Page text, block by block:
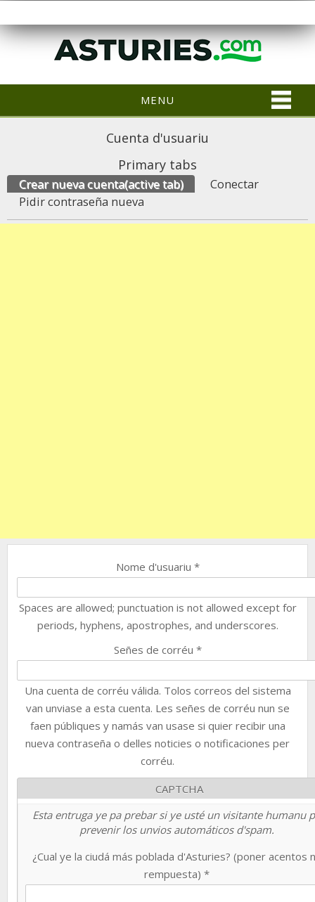
MENU
Cuenta d'usuariu
Primary tabs
Crear nueva cuenta(active tab)
Conectar
Pidir contraseña nueva
Nome d'usuariu *
Spaces are allowed; punctuation is not allowed except for
periods, hyphens, apostrophes, and underscores.
Señes de corréu *
Una cuenta de corréu válida. Tolos correos del sistema
van unviase a esta cuenta. Les señes de corréu nun se
faen públiques y namás van usase si quier recibir una
nueva contraseña o delles noticies o notificaciones per
corréu.
CAPTCHA
Esta entruga ye pa prebar si ye usté un visitante humanu
prevenir los unvios automáticos d'spam.
¿Cual ye la ciudá más poblada d'Asturies? (poner acentos
rempuesta) *